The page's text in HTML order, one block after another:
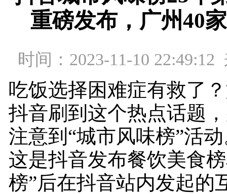
重磅发布，广州40
时间：2023-11-10
吃饭选择困难症有救了
抖音刷到这个热点话题
注意到“城市风味榜”活
这是抖音发布餐饮美食
榜”后在抖音站内发起的